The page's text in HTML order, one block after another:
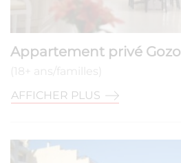
Appartement privé Gozo
(18+ ans/familles)
AFFICHER PLUS